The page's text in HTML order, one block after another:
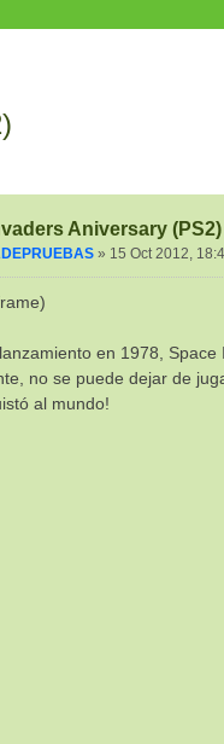
Aniversary (PS2)
» 15 Oct 2012,
en 1978,
no se puede dejar de
al mundo!